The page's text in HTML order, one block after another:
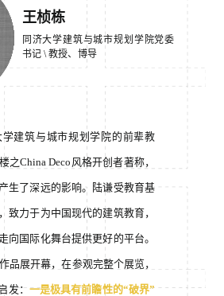
王桢栋
同济大学建筑与城市规划学院党委
书记 \ 教授、博导
建筑与城市规划学院的前辈教
之China Deco风格开创者著称，
生了深远的影响。陆谦受教育基
致力于为中国现代的建筑教育，
向国际化舞台提供更好的平台。
品展开幕，在参观完整个展览，
发： 一是极具有前瞻性的“破界”